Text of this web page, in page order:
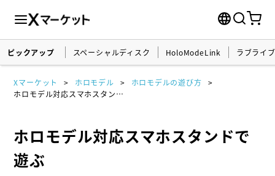
ピックアップ スペーシャルディスク HoloModeLink ラブライ
Xマーケット ホロモデル
ホロモデルの遊び方
ホロモデル対応スマホスタンドで遊ぶ
ホロモデル対応スマホスタンドで
遊ぶ